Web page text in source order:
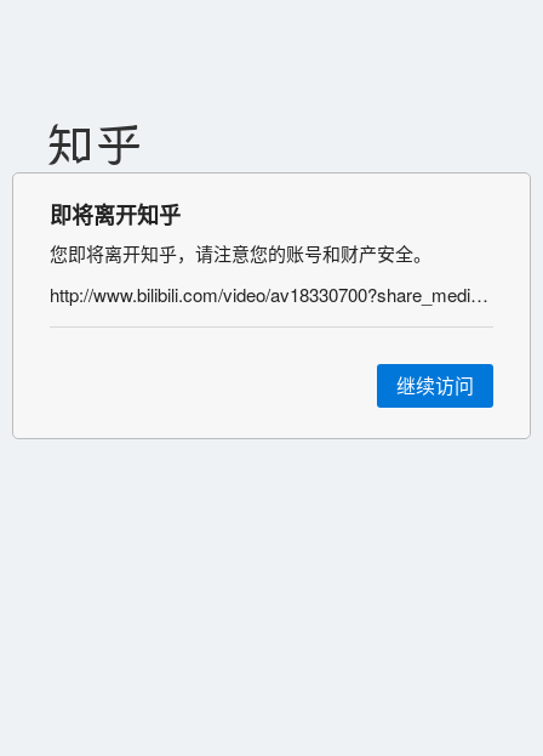
即将离开知乎
您即将离开知乎，请注意您的账号和财产安全。
http://www.bilibili.com/video/av18330700?share_medium=android&share_source=copy_link&bbid=E9ACB2CC-8B6B-4C85-8F1A-4CC83BE1820A27116infoc&ts=1516385178542
继续访问